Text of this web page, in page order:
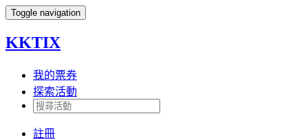
Toggle navigation
KKTIX
我的票券
探索活動
註冊